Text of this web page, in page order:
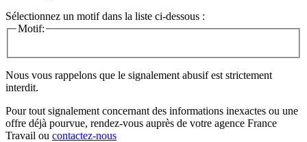
Sélectionnez un motif dans la liste ci-dessous :
Motif:
Nous vous rappelons que le signalement abusif est strictement
interdit.
Pour tout signalement concernant des informations inexactes ou une
offre déjà pourvue, rendez-vous auprès de votre agence France
Travail ou contactez-nous